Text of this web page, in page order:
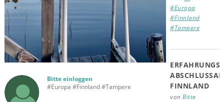
Bitte einloggen
#Europa #Finnland #Tampere
#Europa
#Finnland
#Tampere
FINNLAND
vonBitte